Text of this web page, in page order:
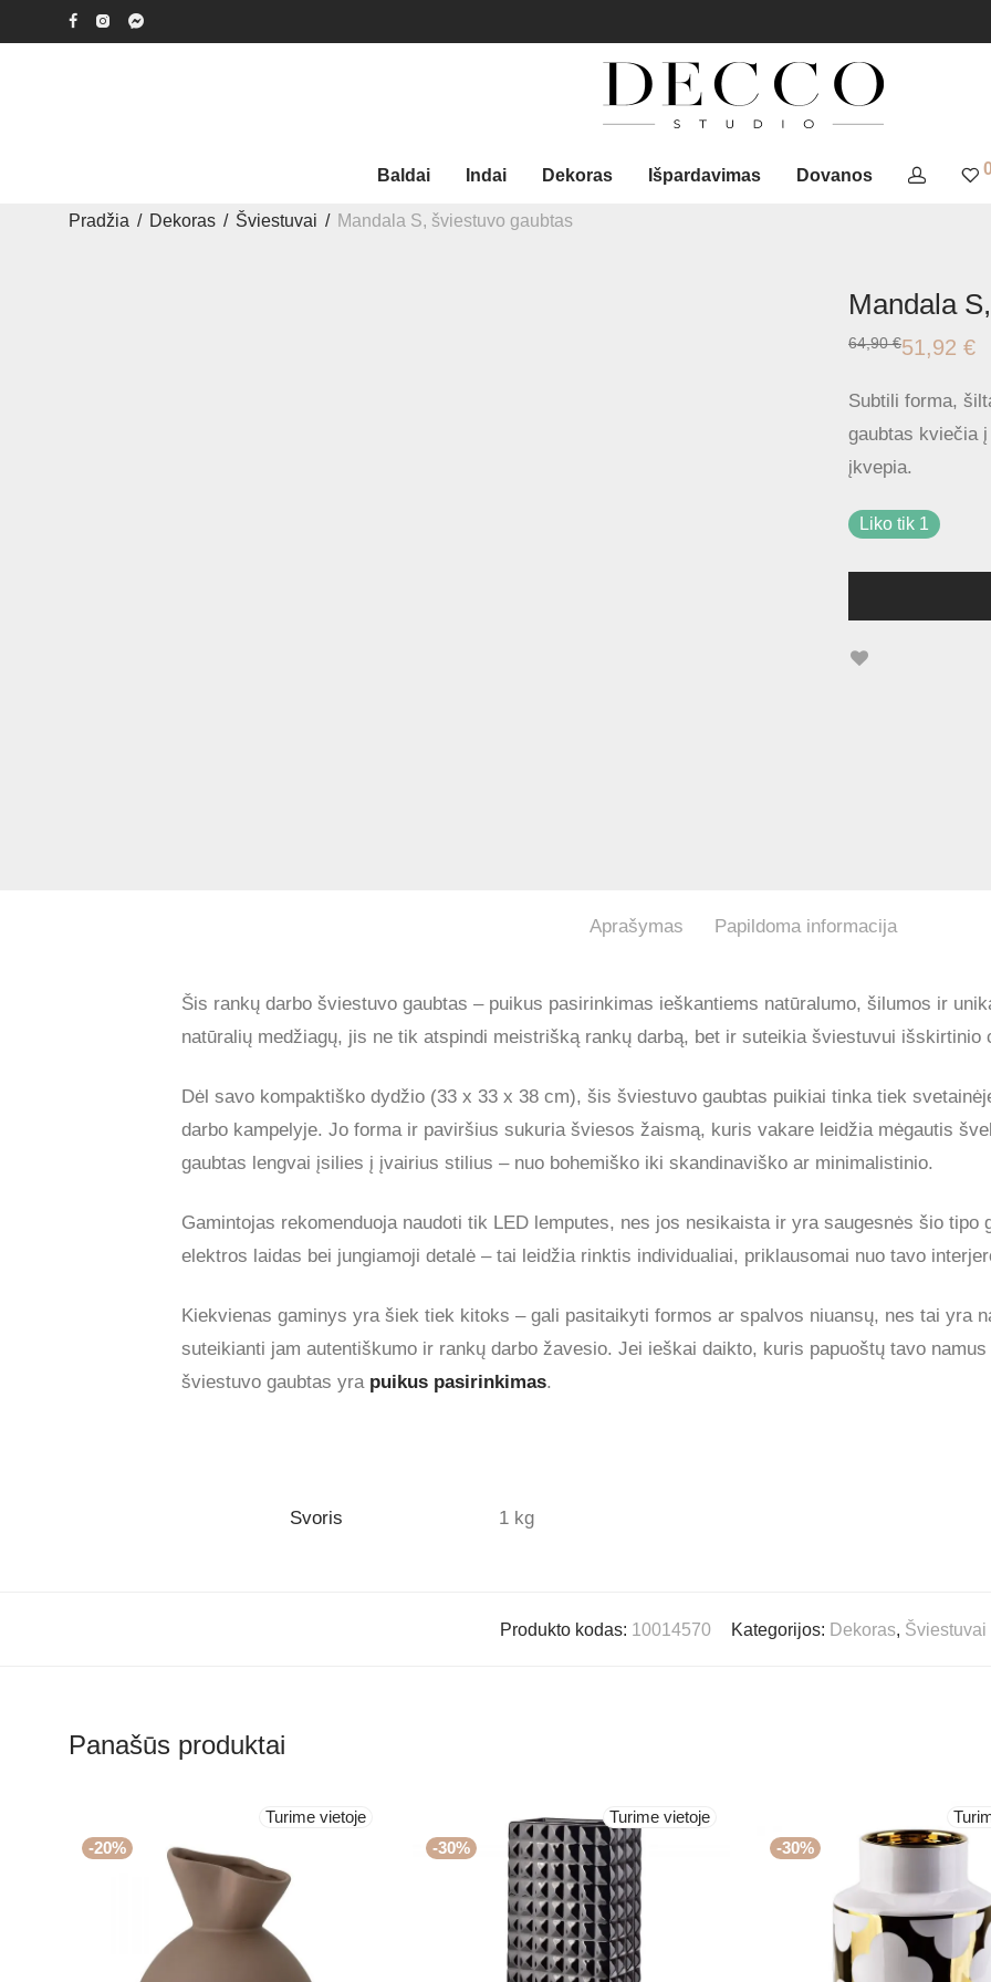
Baldai Indai Dekoras Išpardavimas Dovanos
Pradžia / Dekoras / Šviestuvai / Mandala S, šviestuvo gaubtas
Mandala
64,90€
Original
64,90 €.
51,92 €
Current
51,92 €.
Subtili forma,
gaubtas kviečia
įkvepia.
Liko tik 1
Aprašymas Papildoma informacija
Šis rankų darbo šviestuvo gaubtas – puikus pasirinkimas ieškantiems natūralumo, šilumos ir
natūralių medžiagų, jis ne tik atspindi meistrišką rankų darbą, bet ir suteikia šviestuvui išskirtinio
Dėl savo kompaktiško dydžio (33 x 33 x 38 cm), šis šviestuvo gaubtas puikiai tinka tiek
darbo kampelyje. Jo forma ir paviršius sukuria šviesos žaismą, kuris vakare leidžia mėgautis
gaubtas lengvai įsilies į įvairius stilius – nuo bohemiško iki skandinaviško ar minimalistinio.
Gamintojas rekomenduoja naudoti tik LED lemputes, nes jos nesikaista ir yra saugesnės šio tipo
elektros laidas bei jungiamoji detalė – tai leidžia rinktis individualiai, priklausomai nuo tavo
Kiekvienas gaminys yra šiek tiek kitoks – gali pasitaikyti formos ar spalvos niuansų, nes tai yra
suteikianti jam autentiškumo ir rankų darbo žavesio. Jei ieškai daikto, kuris papuoštų tavo
šviestuvo gaubtas yra puikus pasirinkimas.
Svoris 1 kg
Produkto kodas: 10014570 Kategorijos: Dekoras, Šviestuvai
Panašūs produktai
Turime vietoje
-20%
Turime vietoje
-30%
-30%